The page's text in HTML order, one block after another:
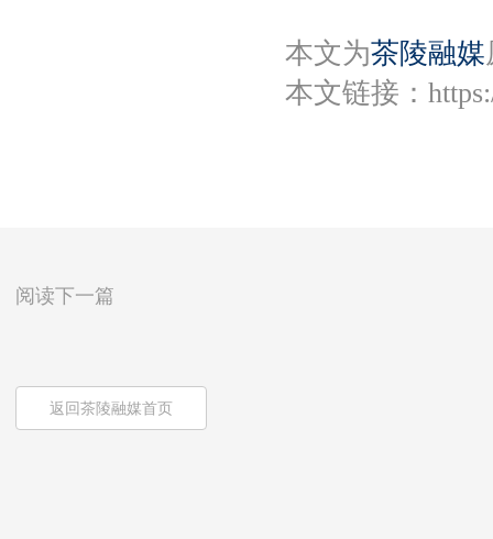
本文为茶陵融媒
本文链接：
阅读下一篇
返回茶陵融媒首页